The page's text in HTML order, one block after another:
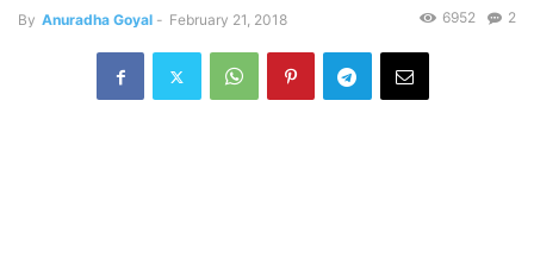
By Anuradha Goyal - February 21, 2018 2
6952